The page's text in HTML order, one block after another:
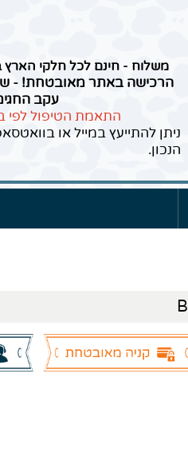
משלוח - חינם לכל חלקי הארץ
הרכישה באתר מאובטחת! -
עקב
התאמת הטיפול לפי
ניתן להתייעץ במייל או
הנכון.